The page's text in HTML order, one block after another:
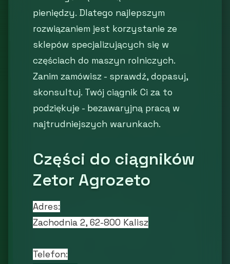
pieniędzy. Dlatego najlepszym
rozwiązaniem jest korzystanie ze
sklepów specjalizujących się w
częściach do maszyn rolniczych.
Zanim zamówisz - sprawdź, dopasuj,
skonsultuj. Twój ciągnik Ci za to
podziękuje - bezawaryjną pracą w
najtrudniejszych warunkach.
Części do ciągników
Zetor Agrozeto
Adres:
Zachodnia 2, 62-800 Kalisz
Telefon: